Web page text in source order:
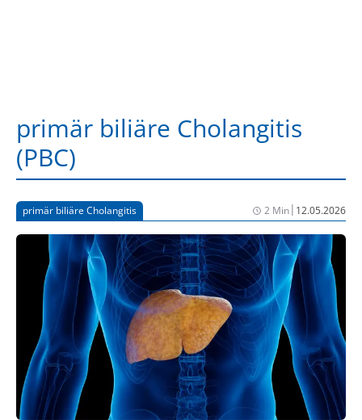
primär biliäre Cholangitis
(PBC)
primär biliäre Cholangitis 2 Min| 12.05.2026